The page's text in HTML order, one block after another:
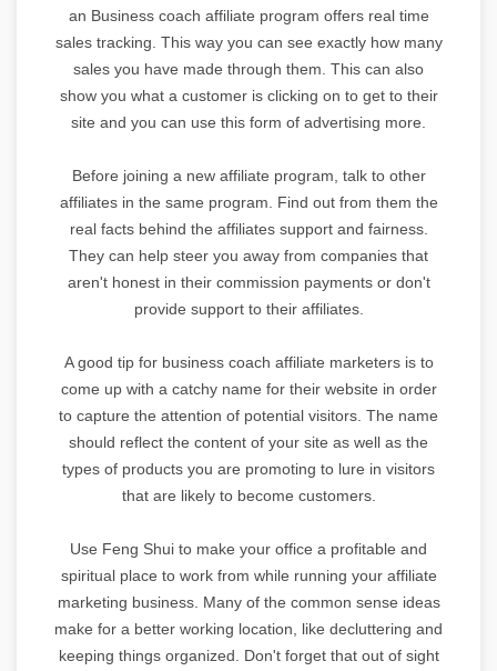
an Business coach affiliate program offers real time
sales tracking. This way you can see exactly how many
sales you have made through them. This can also
show you what a customer is clicking on to get to their
site and you can use this form of advertising more.
Before joining a new affiliate program, talk to other
affiliates in the same program. Find out from them the
real facts behind the affiliates support and fairness.
They can help steer you away from companies that
aren't honest in their commission payments or don't
provide support to their affiliates.
A good tip for business coach affiliate marketers is to
come up with a catchy name for their website in order
to capture the attention of potential visitors. The name
should reflect the content of your site as well as the
types of products you are promoting to lure in visitors
that are likely to become customers.
Use Feng Shui to make your office a profitable and
spiritual place to work from while running your affiliate
marketing business. Many of the common sense ideas
make for a better working location, like decluttering and
keeping things organized. Don't forget that out of sight